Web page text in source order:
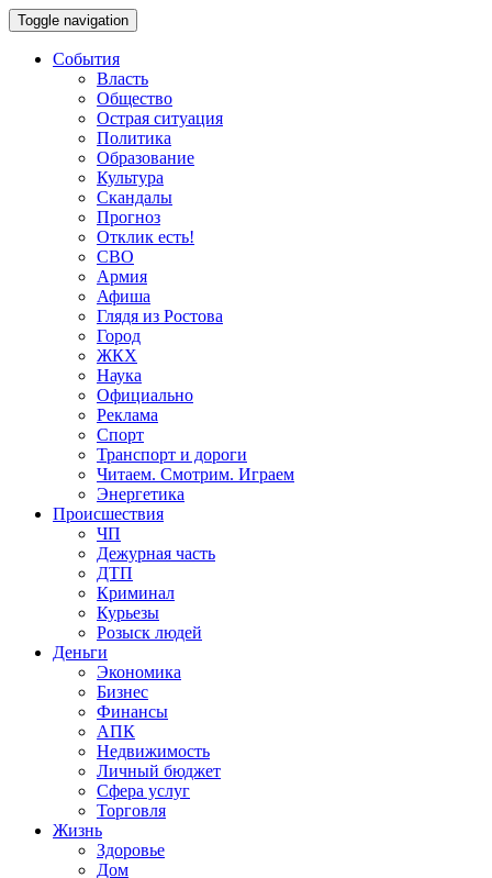
Toggle navigation
События
Власть
Общество
Острая ситуация
Политика
Образование
Культура
Скандалы
Прогноз
Отклик есть!
СВО
Армия
Афиша
Глядя из Ростова
Город
ЖКХ
Наука
Официально
Реклама
Спорт
Транспорт и дороги
Читаем. Смотрим. Играем
Энергетика
Происшествия
ЧП
Дежурная часть
ДТП
Криминал
Курьезы
Розыск людей
Деньги
Экономика
Бизнес
Финансы
АПК
Недвижимость
Личный бюджет
Сфера услуг
Торговля
Жизнь
Здоровье
Дом